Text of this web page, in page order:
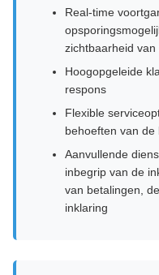
Real-time
zichtbaarheid van
Hoogopgeleide
respons
Flexible
behoeften van de
Aanvullende
inbegrip van de
van betalingen,
inklaring